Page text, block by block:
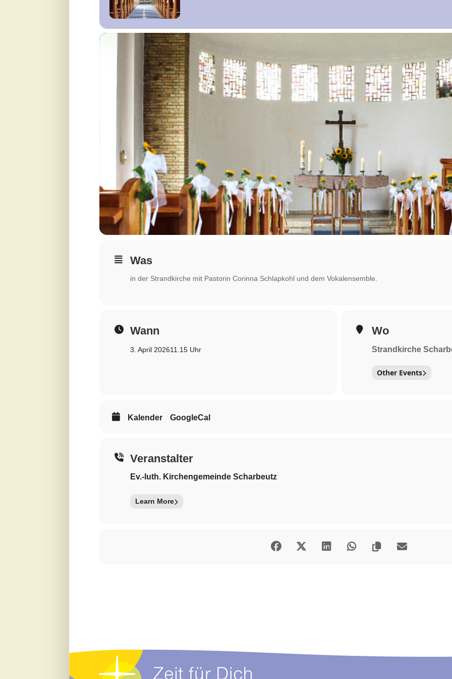
Was
in der Strandkirche mit Pastorin Corinna Schlapkohl und dem Vokalensemble.
Wann
3. April 202611.15 Uhr
Wo
Strandkirche
Other Events
Kalender GoogleCal
Veranstalter
Ev.-luth. Kirchengemeinde Scharbeutz
Learn More